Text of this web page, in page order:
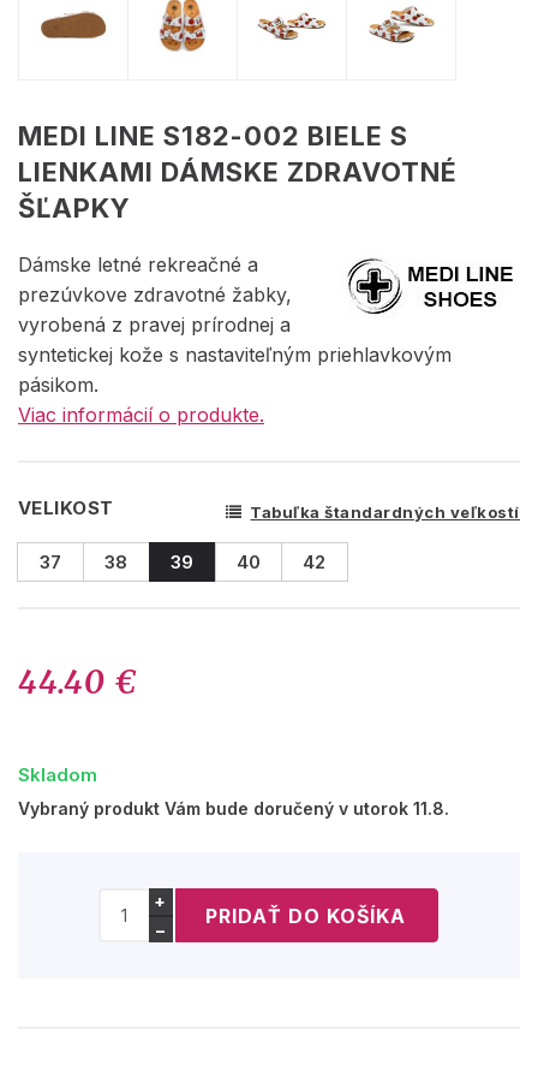
MEDI LINE S182-002 BIELE S
LIENKAMI DÁMSKE ZDRAVOTNÉ
ŠĽAPKY
Dámske letné rekreačné a
prezúvkove zdravotné žabky,
vyrobená z pravej prírodnej a
syntetickej kože s nastaviteľným priehlavkovým
pásikom.
Viac informácií o produkte.
VELIKOST Tabuľka štandardných veľkostí
37 38 39 40 42
44.40 €
Skladom
Vybraný produkt Vám bude doručený v utorok 11.8.
+
−